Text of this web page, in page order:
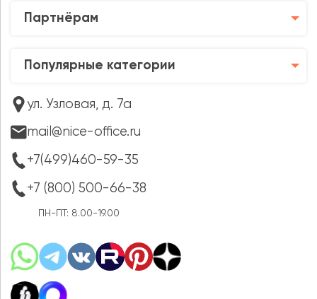
Партнёрам
Популярные категории
ул. Узловая, д. 7а
mail@nice-office.ru
+7(499)460-59-35
+7 (800) 500-66-38
ПН-ПТ: 8.00-19.00